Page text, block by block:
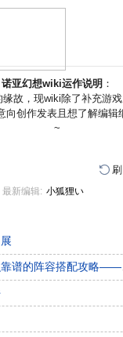
诺亚幻想wiki运作说明 ：
故，现wiki除了补充游戏
向创作发表且想了解编辑
~
刷
最新编辑: 小狐狸い